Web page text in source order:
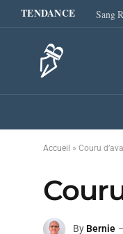
TENDANCE
Accueil » Couru
By Bernie